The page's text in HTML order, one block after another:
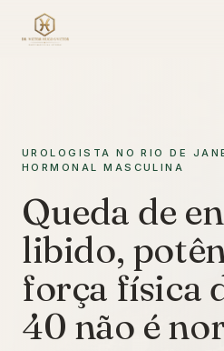
UROLOGISTA NO RIO DE
HORMONAL MASCULINA
Queda de
libido,
força física
40 não é